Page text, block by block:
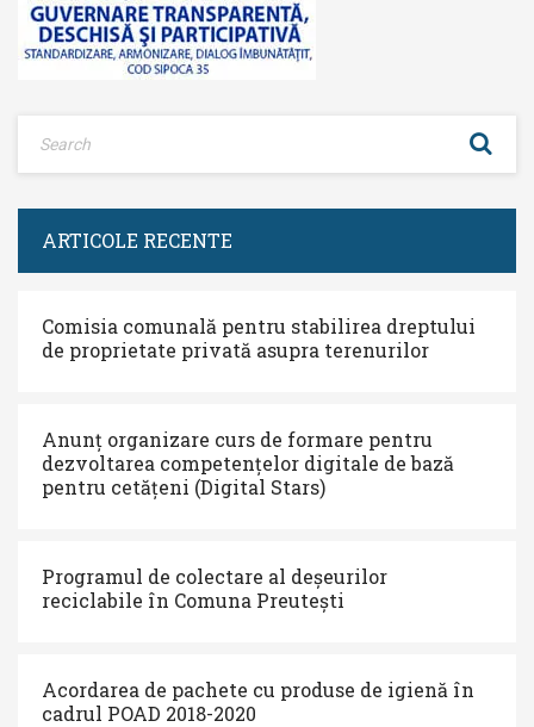
ARTICOLE RECENTE
Comisia comunală pentru stabilirea dreptului
de proprietate privată asupra terenurilor
Anunț organizare curs de formare pentru
dezvoltarea competențelor digitale de bază
pentru cetățeni (Digital Stars)
Programul de colectare al deșeurilor
reciclabile în Comuna Preutești
Acordarea de pachete cu produse de igienă în
cadrul POAD 2018-2020